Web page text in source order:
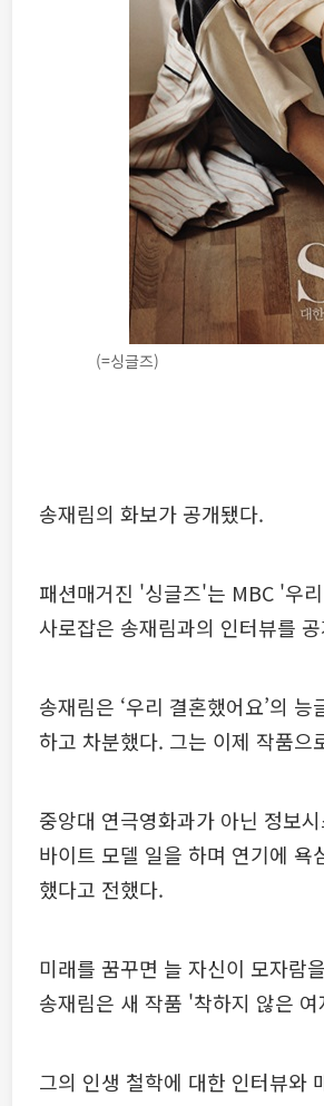
(=싱글즈)
송재림의 화보가 공개됐다.
패션매거진 '싱글즈'는 MBC '우
사로잡은 송재림과의 인터뷰를
송재림은 ‘우리 결혼했어요’의
하고 차분했다. 그는 이제 작품
중앙대 연극영화과가 아닌 정보
바이트 모델 일을 하며 연기에
했다고 전했다.
미래를 꿈꾸면 늘 자신이 모자람
송재림은 새 작품 '착하지 않은
그의 인생 철학에 대한 인터뷰와